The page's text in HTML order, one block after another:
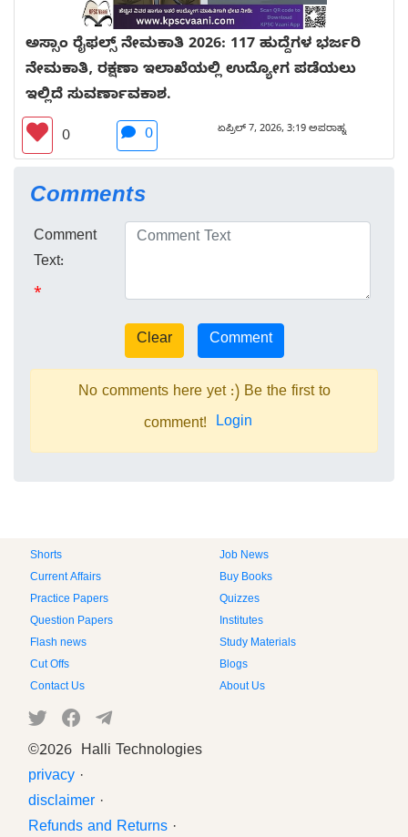
ಅಸ್ಸಾಂ ರೈಫಲ್ಸ್ ನೇಮಕಾತಿ 2026: 117 ಹುದ್ದೆಗಳ ಭರ್ಜರಿ
ನೇಮಕಾತಿ, ರಕ್ಷಣಾ ಇಲಾಖೆಯಲ್ಲಿ ಉದ್ಯೋಗ ಪಡೆಯಲು
ಇಲ್ಲಿದೆ ಸುವರ್ಣಾವಕಾಶ.
0 0 ಏಪ್ರಿಲ್ 7, 2026, 3:19 ಅಪರಾಹ್ನ
Comments
Comment
Text:
*
No comments here yet :) Be the first to
comment! Login
Shorts
Job News
Current Affairs
Buy Books
Practice Papers
Quizzes
Question Papers
Institutes
Flash news
Study Materials
Cut Offs
Blogs
Contact Us
About Us
©2026 Halli Technologies
privacy ·
disclaimer ·
Refunds and Returns ·